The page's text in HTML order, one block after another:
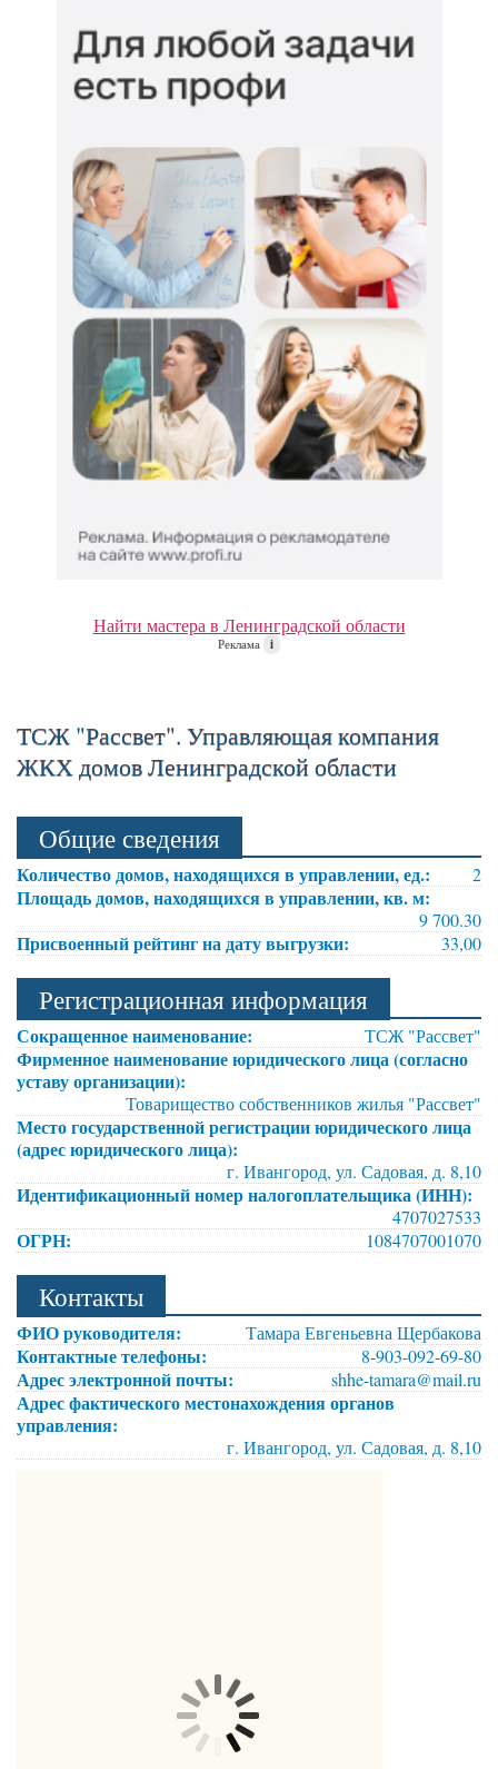
Найти мастера в Ленинградской области
Реклама i
ТСЖ "Рассвет". Управляющая компания
ЖКХ домов Ленинградской области
Общие сведения
Количество домов, находящихся в управлении, ед.: 2
Площадь домов, находящихся в управлении, кв. м:
9 700.30
Присвоенный рейтинг на дату выгрузки: 33,00
Регистрационная информация
Сокращенное наименование: ТСЖ "Рассвет"
Фирменное наименование юридического лица (согласно
уставу организации):
Товарищество собственников жилья "Рассвет"
Место государственной регистрации юридического лица
(адрес юридического лица):
г. Ивангород, ул. Садовая, д. 8,10
Идентификационный номер налогоплательщика (ИНН):
4707027533
ОГРН: 1084707001070
Контакты
ФИО руководителя: Тамара Евгеньевна Щербакова
Контактные телефоны: 8-903-092-69-80
Адрес электронной почты: shhe-tamara@mail.ru
Адрес фактического местонахождения органов
управления:
г. Ивангород, ул. Садовая, д. 8,10